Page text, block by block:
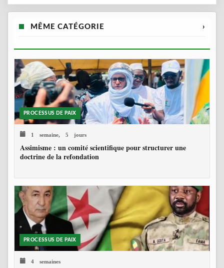
MÊME CATÉGORIE ›
PROCESSUS DE PAIX
1 semaine, 5 jours
Assimisme : un comité scientifique pour structurer une
doctrine de la refondation
PROCESSUS DE PAIX
4 semaines